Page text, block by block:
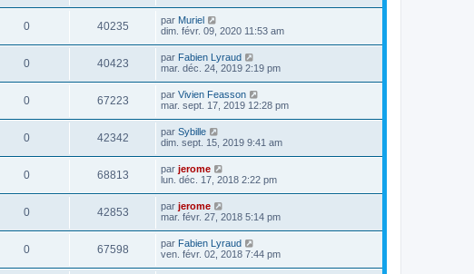
0 40235 par Muriel
dim. févr. 09, 2020 11:53 am
0 40423 par Fabien Lyraud
mar. déc. 24, 2019 2:19 pm
0 67223 par Vivien Feasson
mar. sept. 17, 2019 12:28 pm
0 42342 par Sybille
dim. sept. 15, 2019 9:41 am
0 68813 par jerome
lun. déc. 17, 2018 2:22 pm
0 42853 par jerome
mar. févr. 27, 2018 5:14 pm
0 67598 par Fabien Lyraud
ven. févr. 02, 2018 7:44 pm